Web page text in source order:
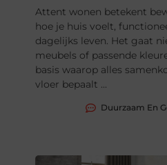
Attent wonen betekent
hoe je huis voelt,
dagelijks leven. Het gaat
meubels of passende
basis waarop alles
vloer bepaalt ...
Duurzaam En